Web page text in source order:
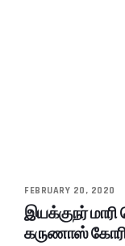
FEBRUARY 20, 2020
இயக்குநர்
கருணாஸ்